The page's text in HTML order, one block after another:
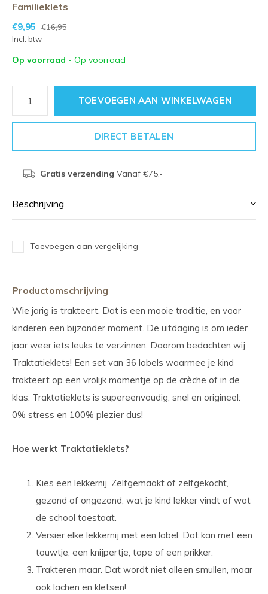
Familieklets
€9,95
€16,95
Incl. btw
Op voorraad - Op voorraad
TOEVOEGEN AAN WINKELWAGEN
DIRECT BETALEN
Gratis verzending Vanaf €75,-
Beschrijving
Toevoegen aan vergelijking
Productomschrijving
Wie jarig is trakteert. Dat is een mooie traditie, en voor
kinderen een bijzonder moment. De uitdaging is om ieder
jaar weer iets leuks te verzinnen. Daarom bedachten wij
Traktatieklets! Een set van 36 labels waarmee je kind
trakteert op een vrolijk momentje op de crèche of in de
klas. Traktatieklets is supereenvoudig, snel en origineel:
0% stress en 100% plezier dus!
Hoe werkt Traktatieklets?
Kies een lekkernij. Zelfgemaakt of zelfgekocht,
gezond of ongezond, wat je kind lekker vindt of wat
de school toestaat.
Versier elke lekkernij met een label. Dat kan met een
touwtje, een knijpertje, tape of een prikker.
Trakteren maar. Dat wordt niet alleen smullen, maar
ook lachen en kletsen!